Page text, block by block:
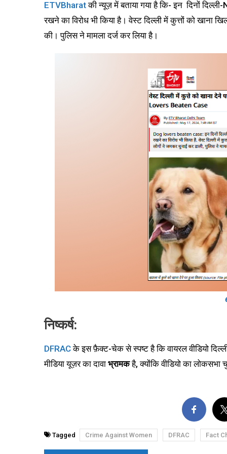
ETVBharatकी न्यूज़ में बताया गया है कि- इन दिनों
रखने का विरोध भी किया है। वेस्ट दिल्ली में कुत्तों को खाना
की। पुलिस ने मामला दर्ज कर लिया है।
निष्कर्ष:
DFRACके इस फ़ैक्ट-चेक से स्पष्ट है कि वायरल वीडियो
मीडिया यूज़र का दावा भ्रामकहै, क्योंकि वीडियो का लोकसभा
Tagged Crime Against Women DFRAC Fact